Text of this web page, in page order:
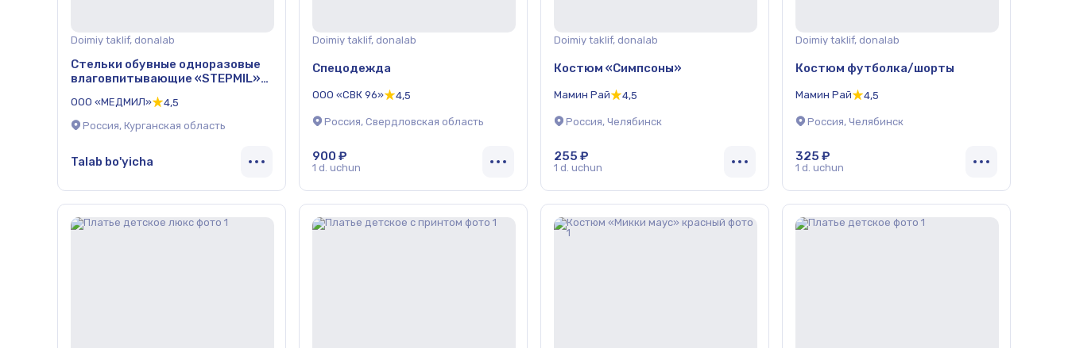
Doimiy taklif, donalab
Стельки обувные одноразовые
влаговпитывающие «STEPMIL»
44, опт
ООО «МЕДМИЛ»
4,5
Россия, Курганская область
Talab bo'yicha
Doimiy taklif, donalab
Спецодежда
ООО «СВК 96» 4,5
Россия, Свердловская область
900 ₽
1 d. uchun
Doimiy taklif, donalab
Костюм «Симпсоны»
Мамин Рай 4,5
Россия, Челябинск
255 ₽
1 d. uchun
Doimiy taklif, donalab
Костюм футболка/шорты
Мамин Рай 4,5
Россия, Челябинск
325 ₽
1 d. uchun